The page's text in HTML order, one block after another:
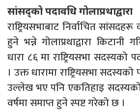
सांसद्को पदावधि गोलाप्रथाद्वारा
राष्ट्रियसभाबाट निर्वाचित
हुने भन्ने गोलाप्रथाद्वारा किटानी
धारा ८६ मा राष्ट्रियसभा
। उक्त धारामा राष्ट्रियसभा
उल्लेख भए पनि एकतिहाइ
वर्षमा समाप्त हुने स्पष्ट गरेको छ ।